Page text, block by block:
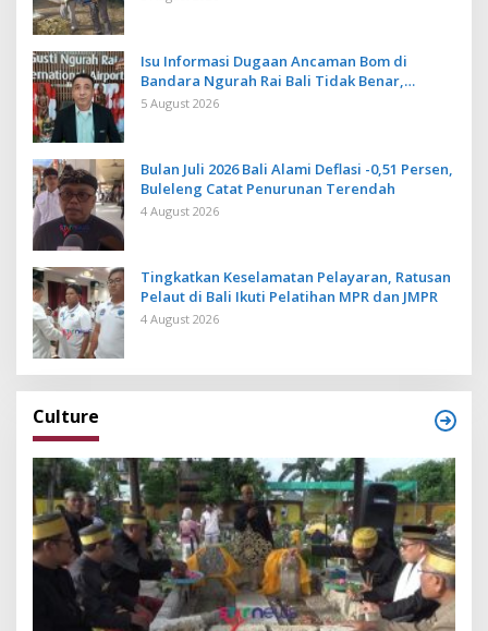
Isu Informasi Dugaan Ancaman Bom di
Bandara Ngurah Rai Bali Tidak Benar,
Operasional Penerbangan Lancar
5 August 2026
Bulan Juli 2026 Bali Alami Deflasi -0,51 Persen,
Buleleng Catat Penurunan Terendah
4 August 2026
Tingkatkan Keselamatan Pelayaran, Ratusan
Pelaut di Bali Ikuti Pelatihan MPR dan JMPR
4 August 2026
Culture